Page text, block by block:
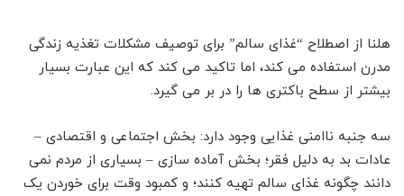
هلنا از اصطلاح “غذای سالم” برای توصیف مشکلات تغذیه زندگی
مدرن استفاده می کند، اما تاکید می کند که این عبارت بسیار
بیشتر از سطح باکتری ها را در بر می گیرد.
سه جنبه ناامنی غذایی وجود دارد: بخش اجتماعی و اقتصادی –
عادات بد به دلیل فقر؛ بخش آماده سازی – بسیاری از مردم نمی
دانند چگونه غذای سالم تهیه کنند؛ و کمبود وقت برای خوردن یک